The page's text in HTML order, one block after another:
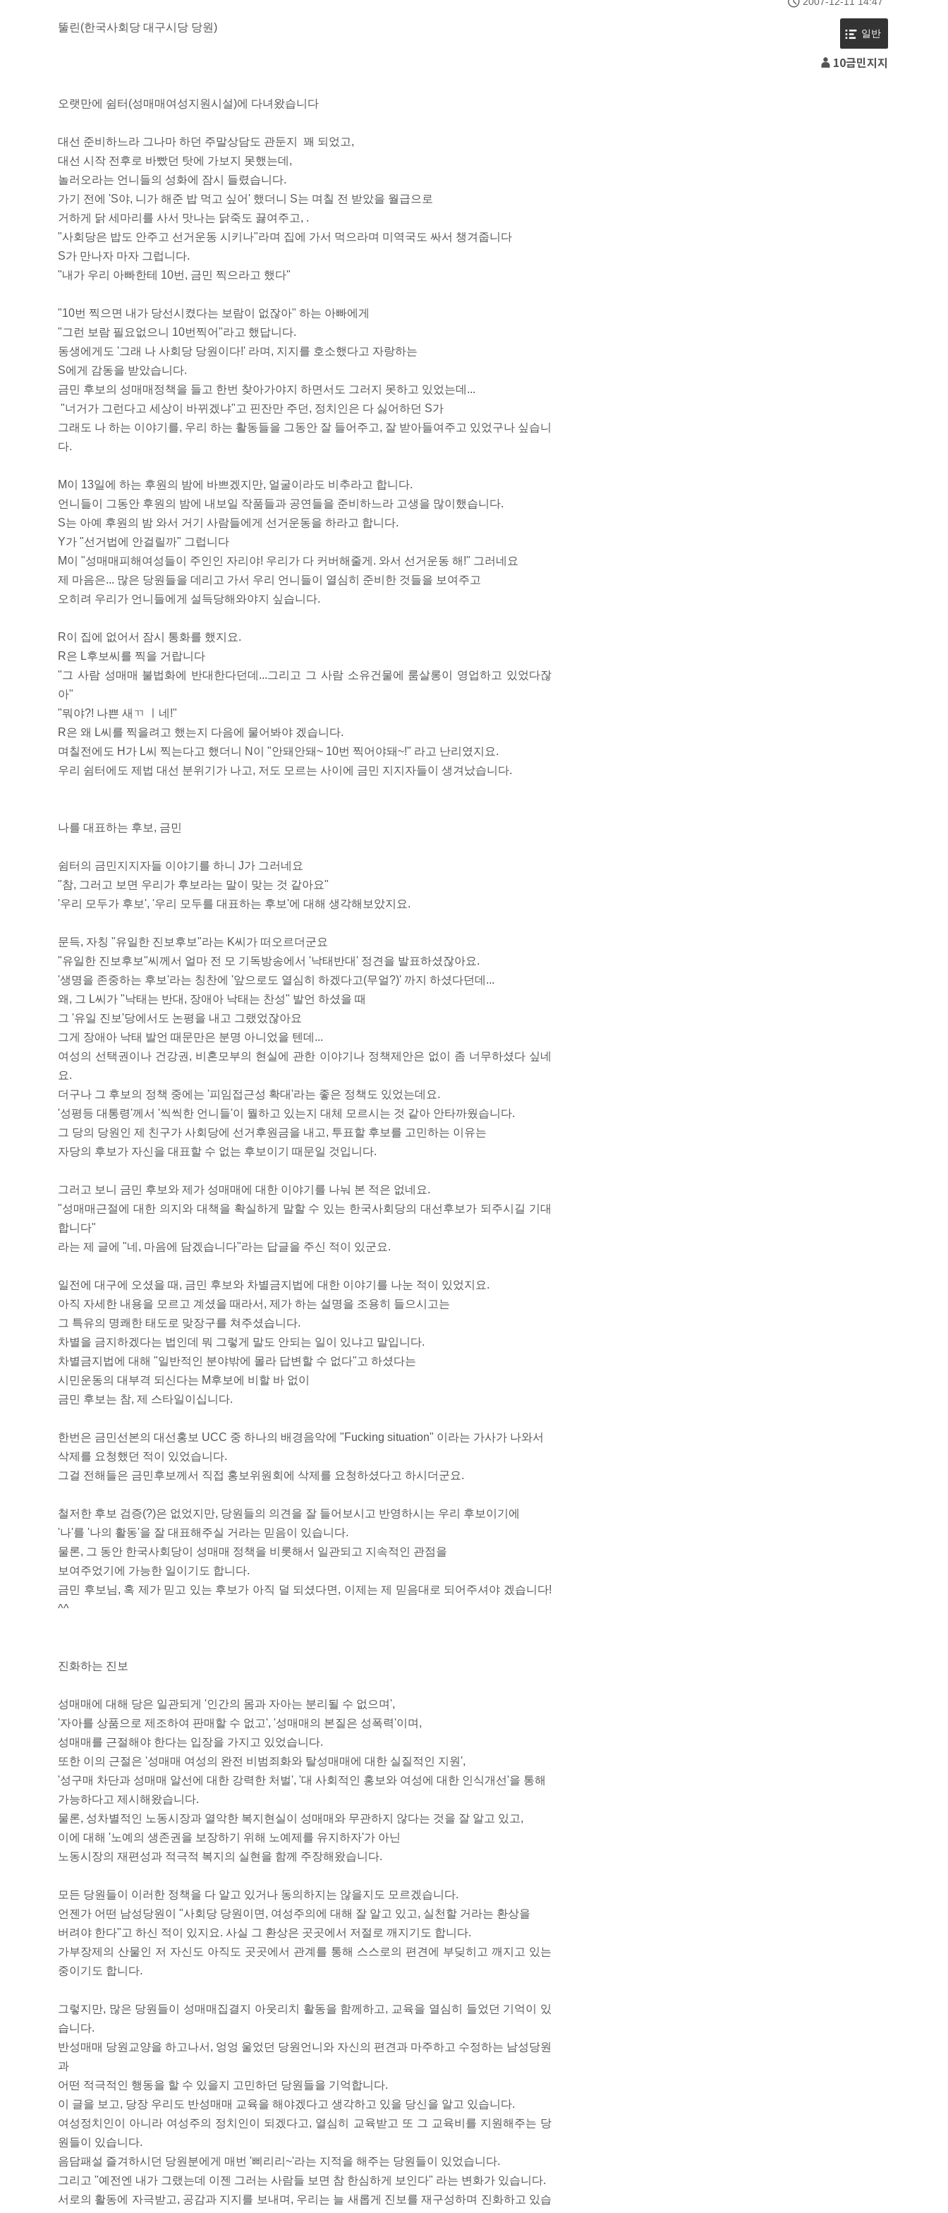
뚤린(한국사회당 대구시당 당원)
오랫만에 쉼터(성매매여성지원시설)에 다녀왔습니다
대선 준비하느라 그나마 하던 주말상담도 관둔지 꽤 되었고,
대선 시작 전후로 바빴던 탓에 가보지 못했는데,
놀러오라는 언니들의 성화에 잠시 들렸습니다.
가기 전에 'S야, 니가 해준 밥 먹고 싶어' 했더니 S는 며칠 전 받았을 월급으로
거하게 닭 세마리를 사서 맛나는 닭죽도 끓여주고, .
"사회당은 밥도 안주고 선거운동 시키나"라며 집에 가서 먹으라며 미역국도 싸서 챙겨줍니다
S가 만나자 마자 그럽니다.
"내가 우리 아빠한테 10번, 금민 찍으라고 했다"
"10번 찍으면 내가 당선시켰다는 보람이 없잖아" 하는 아빠에게
"그런 보람 필요없으니 10번찍어"라고 했답니다.
동생에게도 '그래 나 사회당 당원이다!' 라며, 지지를 호소했다고 자랑하는
S에게 감동을 받았습니다.
금민 후보의 성매매정책을 들고 한번 찾아가야지 하면서도 그러지 못하고 있었는데...
"너거가 그런다고 세상이 바뀌겠냐"고 핀잔만 주던, 정치인은 다 싫어하던 S가
그래도 나 하는 이야기를, 우리 하는 활동들을 그동안 잘 들어주고, 잘 받아들여주고 있었구나 싶습니
다.
M이 13일에 하는 후원의 밤에 바쁘겠지만, 얼굴이라도 비추라고 합니다.
언니들이 그동안 후원의 밤에 내보일 작품들과 공연들을 준비하느라 고생을 많이했습니다.
S는 아예 후원의 밤 와서 거기 사람들에게 선거운동을 하라고 합니다.
Y가 "선거법에 안걸릴까" 그럽니다
M이 "성매매피해여성들이 주인인 자리야! 우리가 다 커버해줄게. 와서 선거운동 해!" 그러네요
제 마음은... 많은 당원들을 데리고 가서 우리 언니들이 열심히 준비한 것들을 보여주고
오히려 우리가 언니들에게 설득당해와야지 싶습니다.
R이 집에 없어서 잠시 통화를 했지요.
R은 L후보씨를 찍을 거랍니다
"그 사람 성매매 불법화에 반대한다던데...그리고 그 사람 소유건물에 룸살롱이 영업하고 있었다잖
아"
"뭐야?! 나쁜 새ㄲ ㅣ네!"
R은 왜 L씨를 찍을려고 했는지 다음에 물어봐야 겠습니다.
며칠전에도 H가 L씨 찍는다고 했더니 N이 "안돼안돼~ 10번 찍어야돼~!" 라고 난리였지요.
우리 쉼터에도 제법 대선 분위기가 나고, 저도 모르는 사이에 금민 지지자들이 생겨났습니다.
나를 대표하는 후보, 금민
쉼터의 금민지지자들 이야기를 하니 J가 그러네요
"참, 그러고 보면 우리가 후보라는 말이 맞는 것 같아요"
'우리 모두가 후보', '우리 모두를 대표하는 후보'에 대해 생각해보았지요.
문득, 자칭 "유일한 진보후보"라는 K씨가 떠오르더군요
"유일한 진보후보"씨께서 얼마 전 모 기독방송에서 '낙태반대' 정견을 발표하셨잖아요.
'생명을 존중하는 후보'라는 칭찬에 '앞으로도 열심히 하겠다고(무얼?)' 까지 하셨다던데...
왜, 그 L씨가 "낙태는 반대, 장애아 낙태는 찬성" 발언 하셨을 때
그 '유일 진보'당에서도 논평을 내고 그랬었잖아요
그게 장애아 낙태 발언 때문만은 분명 아니었을 텐데...
여성의 선택권이나 건강권, 비혼모부의 현실에 관한 이야기나 정책제안은 없이 좀 너무하셨다 싶네
요.
더구나 그 후보의 정책 중에는 '피임접근성 확대'라는 좋은 정책도 있었는데요.
'성평등 대통령'께서 '씩씩한 언니들'이 뭘하고 있는지 대체 모르시는 것 같아 안타까웠습니다.
그 당의 당원인 제 친구가 사회당에 선거후원금을 내고, 투표할 후보를 고민하는 이유는
자당의 후보가 자신을 대표할 수 없는 후보이기 때문일 것입니다.
그러고 보니 금민 후보와 제가 성매매에 대한 이야기를 나눠 본 적은 없네요.
"성매매근절에 대한 의지와 대책을 확실하게 말할 수 있는 한국사회당의 대선후보가 되주시길 기대
합니다"
라는 제 글에 "네, 마음에 담겠습니다"라는 답글을 주신 적이 있군요.
일전에 대구에 오셨을 때, 금민 후보와 차별금지법에 대한 이야기를 나눈 적이 있었지요.
아직 자세한 내용을 모르고 계셨을 때라서, 제가 하는 설명을 조용히 들으시고는
그 특유의 명쾌한 태도로 맞장구를 쳐주셨습니다.
차별을 금지하겠다는 법인데 뭐 그렇게 말도 안되는 일이 있냐고 말입니다.
차별금지법에 대해 "일반적인 분야밖에 몰라 답변할 수 없다"고 하셨다는
시민운동의 대부격 되신다는 M후보에 비할 바 없이
금민 후보는 참, 제 스타일이십니다.
한번은 금민선본의 대선홍보 UCC 중 하나의 배경음악에 "Fucking situation" 이라는 가사가 나와서
삭제를 요청했던 적이 있었습니다.
그걸 전해들은 금민후보께서 직접 홍보위원회에 삭제를 요청하셨다고 하시더군요.
철저한 후보 검증(?)은 없었지만, 당원들의 의견을 잘 들어보시고 반영하시는 우리 후보이기에
'나'를 '나의 활동'을 잘 대표해주실 거라는 믿음이 있습니다.
물론, 그 동안 한국사회당이 성매매 정책을 비롯해서 일관되고 지속적인 관점을
보여주었기에 가능한 일이기도 합니다.
금민 후보님, 혹 제가 믿고 있는 후보가 아직 덜 되셨다면, 이제는 제 믿음대로 되어주셔야 겠습니다!
^^
진화하는 진보
성매매에 대해 당은 일관되게 '인간의 몸과 자아는 분리될 수 없으며',
'자아를 상품으로 제조하여 판매할 수 없고', '성매매의 본질은 성폭력'이며,
성매매를 근절해야 한다는 입장을 가지고 있었습니다.
또한 이의 근절은 '성매매 여성의 완전 비범죄화와 탈성매매에 대한 실질적인 지원',
'성구매 차단과 성매매 알선에 대한 강력한 처벌', '대 사회적인 홍보와 여성에 대한 인식개선'을 통해
가능하다고 제시해왔습니다.
물론, 성차별적인 노동시장과 열악한 복지현실이 성매매와 무관하지 않다는 것을 잘 알고 있고,
이에 대해 '노예의 생존권을 보장하기 위해 노예제를 유지하자'가 아닌
노동시장의 재편성과 적극적 복지의 실현을 함께 주장해왔습니다.
모든 당원들이 이러한 정책을 다 알고 있거나 동의하지는 않을지도 모르겠습니다.
언젠가 어떤 남성당원이 "사회당 당원이면, 여성주의에 대해 잘 알고 있고, 실천할 거라는 환상을
버려야 한다"고 하신 적이 있지요. 사실 그 환상은 곳곳에서 저절로 깨지기도 합니다.
가부장제의 산물인 저 자신도 아직도 곳곳에서 관계를 통해 스스로의 편견에 부딪히고 깨지고 있는
중이기도 합니다.
그렇지만, 많은 당원들이 성매매집결지 아웃리치 활동을 함께하고, 교육을 열심히 들었던 기억이 있
습니다.
반성매매 당원교양을 하고나서, 엉엉 울었던 당원언니와 자신의 편견과 마주하고 수정하는 남성당원
과
어떤 적극적인 행동을 할 수 있을지 고민하던 당원들을 기억합니다.
이 글을 보고, 당장 우리도 반성매매 교육을 해야겠다고 생각하고 있을 당신을 알고 있습니다.
여성정치인이 아니라 여성주의 정치인이 되겠다고, 열심히 교육받고 또 그 교육비를 지원해주는 당
원들이 있습니다.
음담패설 즐겨하시던 당원분에게 매번 '삐리리~'라는 지적을 해주는 당원들이 있었습니다.
그리고 "예전엔 내가 그랬는데 이젠 그러는 사람들 보면 참 한심하게 보인다" 라는 변화가 있습니다.
서로의 활동에 자극받고, 공감과 지지를 보내며, 우리는 늘 새롭게 진보를 재구성하며 진화하고 있습
일반
10금민지지